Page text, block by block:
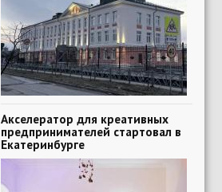
Акселератор для креативных
предпринимателей стартовал в
Екатеринбурге